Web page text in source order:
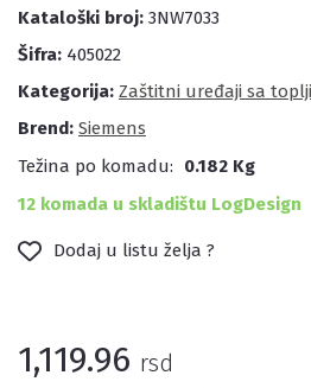
Kataloški broj: 3NW7033
Šifra: 405022
Kategorija: Zaštitni uređaji sa
Brend: Siemens
Težina po komadu:
0.182 Kg
12 komada u skladištu LogDesign
Dodaj u listu želja ?
1,119.96 rsd